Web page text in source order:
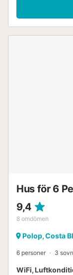
Hus för 6
9,4
8 omdömen
Polop, Costa
6 personer 3
WiFi,